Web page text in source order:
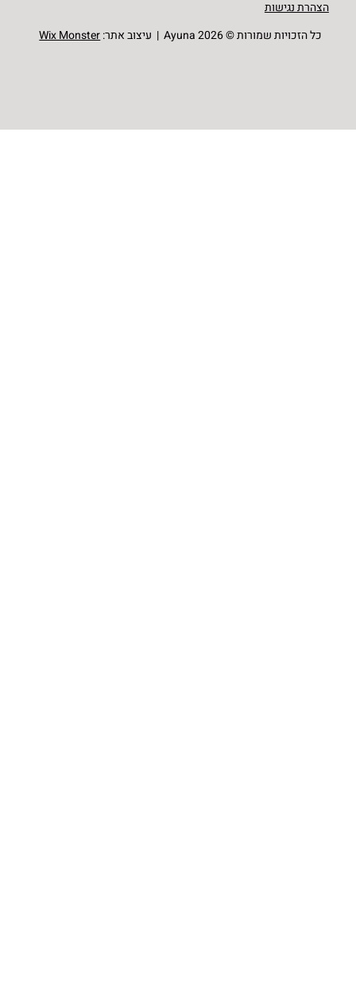
כל הזכויות שמורות © Ayuna 2026 | עיצוב אתר: Wix Monster
הצהרת נגישות